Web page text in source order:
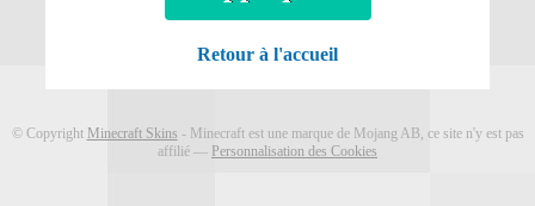
Retour à l'accueil
© Copyright Minecraft Skins - Minecraft est une marque de Mojang AB, ce site n'y est pas
affilié ― Personnalisation des Cookies